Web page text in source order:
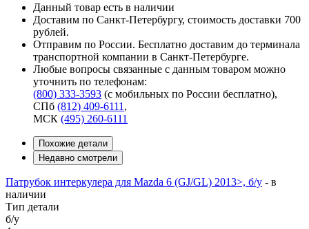
Данный товар есть в наличии
Доставим по Санкт-Петербургу, стоимость доставки 700
рублей.
Отправим по России. Бесплатно доставим до терминала
транспортной компании в Санкт-Петербурге.
Любые вопросы связанные с данным товаром можно
уточнить по телефонам:
(800) 333-3593 (с мобильных по России бесплатно),
СПб (812) 409-6111 ,
МСК (495) 260-6111
Похожие детали
Недавно смотрели
Патрубок интеркулера для Mazda 6 (GJ/GL) 2013>, б/у - в
наличии
Тип детали
б/у